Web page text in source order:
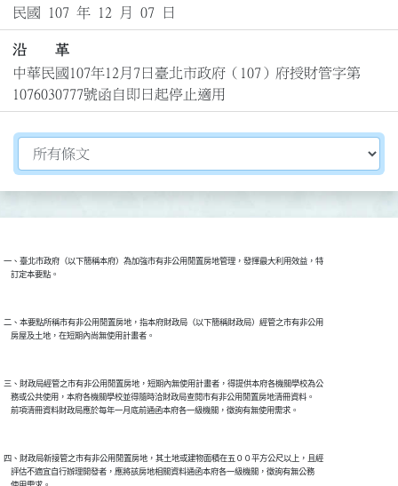
民國 107 年 12 月 07 日
沿 革
中華民國107年12月7日臺北市政府（107）府授財管字第
1076030777號函自即日起停止適用
切換選擇法規資訊內容
一、臺北市政府（以下簡稱本府）為加強市有非公用閒置房地管理，發揮最大利用效益，特
二、本要點所稱市有非公用閒置房地，指本府財政局（以下簡稱財政局）經管之市有非公用
三、財政局經管之市有非公用閒置房地，短期內無使用計畫者，得提供本府各機關學校為公
    務或公共使用，本府各機關學校並得隨時洽財政局查閱市有非公用閒置房地清冊資料。
四、財政局新接管之市有非公用閒置房地，其土地或建物面積在五００平方公尺以上，且經
    評估不適宜自行辦理開發者，應將該房地相關資料通函本府各一級機關，徵詢有無公務